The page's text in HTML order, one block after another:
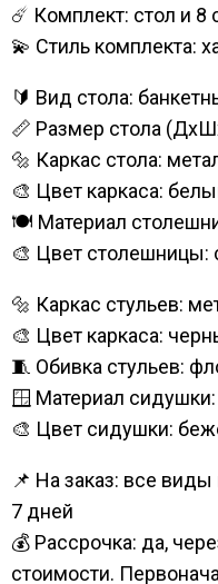
☄️ Комплект: стол и 8
💫 Стиль комплекта:
🔰 Вид стола:
📏 Размер стола
🔩 Каркас стола:
🎨 Цвет каркаса:
🍽️ Материал
🎨 Цвет столешницы:
🔩 Каркас стульев:
🎨 Цвет каркаса:
🧵 Обивка стульев:
🪟 Материал
🎨 Цвет сидушки:
📌 На заказ: все виды
7 дней
💰 Рассрочка: да,
стоимости.